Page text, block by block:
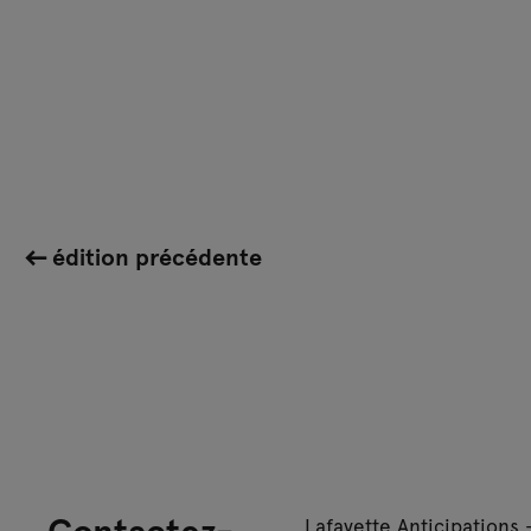
édition précédente
Lafayette Anticipations